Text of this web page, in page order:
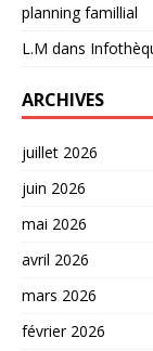
planning famillial
L.M dans
ARCHIVES
juillet 2026
juin 2026
mai 2026
avril 2026
mars 2026
février 2026